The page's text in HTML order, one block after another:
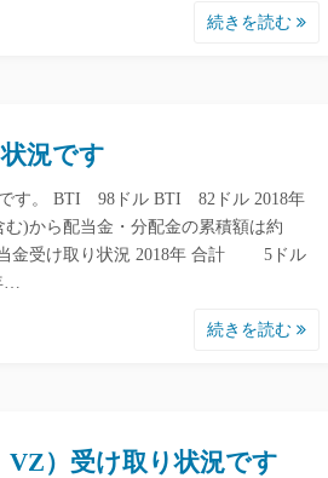
続きを読む
況です
す。 BTI 98ドル BTI 82ドル 2018年
)から配当金・分配金の累積額は約
金受け取り状況 2018年 合計 5ドル
…
続きを読む
VZ）受け取り状況です